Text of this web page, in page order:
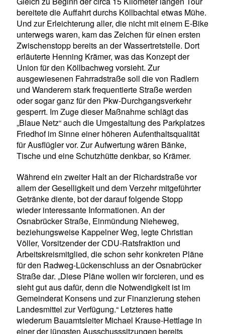
bereitete die Auffahrt durchs Köllbachtal etwas Mühe.
Und zur Erleichterung aller, die nicht mit einem E-Bike
unterwegs waren, kam das Zeichen für einen ersten
Zwischenstopp bereits an der Wassertretstelle. Dort
erläuterte Henning Krämer, was das Konzept der
Union für den Köllbachweg vorsieht. Zur
ausgewiesenen Fahrradstraße soll die von Radlern
und Wanderern stark frequentierte Straße werden
oder sogar ganz für den Pkw-Durchgangsverkehr
gesperrt. Im Zuge dieser Maßnahme schlägt das
Blaue Netz“ auch die Umgestaltung des Parkplatzes
Friedhof im Sinne einer höheren Aufenthaltsqualität
für Ausflügler vor. Zur Aufwertung wären Bänke,
Tische und eine Schutzhütte denkbar, so Krämer.
Während ein zweiter Halt an der Richardstraße vor
allem der Geselligkeit und dem Verzehr mitgeführter
Getränke diente, bot der darauf folgende Stopp
wieder interessante Informationen. An der
Osnabrücker Straße, Einmündung Nieheweg,
beziehungsweise Kappelner Weg, legte Christian
Völler, Vorsitzender der CDU-Ratsfraktion und
Arbeitskreismitglied, die schon sehr konkreten Pläne
für den Radweg-Lückenschluss an der Osnabrücker
Straße dar. „Diese Pläne wollen wir forcieren, und es
sieht gut aus dafür, denn die Notwendigkeit ist im
Gemeinderat Konsens und zur Finanzierung stehen
Landesmittel zur Verfügung.“ Letzteres hatte
wiederum Bauamtsleiter Michael Krause-Hettlage in
einer der jüngsten Ausschusssitzungen bereits